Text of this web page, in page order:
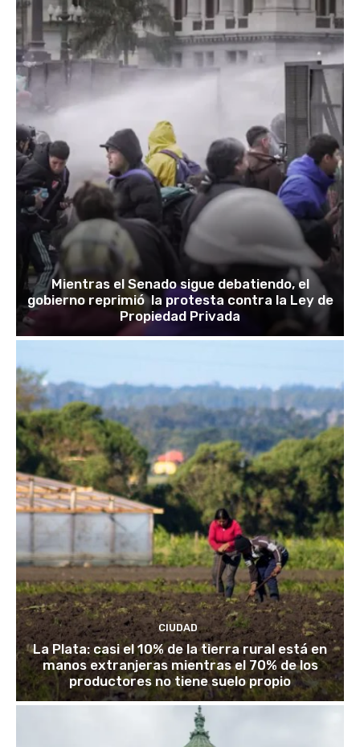
Mientras el Senado sigue debatiendo, el
gobierno reprimió la protesta contra la Ley de
Propiedad Privada
CIUDAD
La Plata: casi el 10% de la tierra rural está en
manos extranjeras mientras el 70% de los
productores no tiene suelo propio